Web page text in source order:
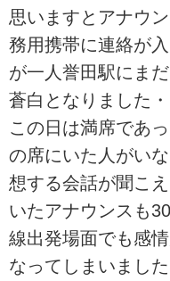
思いますとアナウ
務用携帯に連絡が
が一人誉田駅にま
蒼白となりました・
この日は満席であ
の席にいた人がい
想する会話が聞こ
いたアナウンスも
線出発場面でも感
なってしまいました